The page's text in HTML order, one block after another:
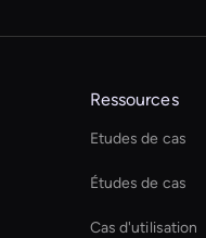
Ressources
Etudes de cas
Études de cas
Cas d'utilisation